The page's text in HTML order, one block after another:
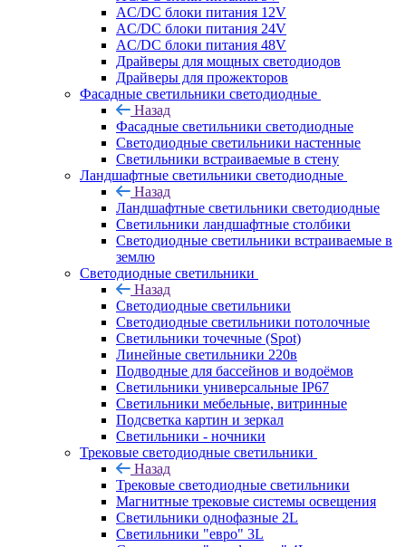
AC/DC блоки питания 12V
AC/DC блоки питания 24V
AC/DC блоки питания 48V
Драйверы для мощных светодиодов
Драйверы для прожекторов
Фасадные светильники светодиодные
Назад
Фасадные светильники светодиодные
Светодиодные светильники настенные
Светильники встраиваемые в стену
Ландшафтные светильники светодиодные
Назад
Ландшафтные светильники светодиодные
Светильники ландшафтные столбики
Светодиодные светильники встраиваемые в
землю
Светодиодные светильники
Назад
Светодиодные светильники
Светодиодные светильники потолочные
Светильники точечные (Spot)
Линейные светильники 220в
Подводные для бассейнов и водоёмов
Светильники универсальные IP67
Светильники мебельные, витринные
Подсветка картин и зеркал
Светильники - ночники
Трековые светодиодные светильники
Назад
Трековые светодиодные светильники
Магнитные трековые системы освещения
Светильники однофазные 2L
Светильники "евро" 3L